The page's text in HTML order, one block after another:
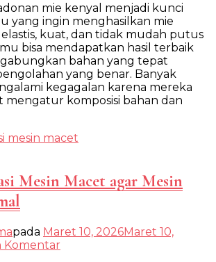
Membuat
Adonan
Mie
Kenyal
dan
Elastis
untuk
Hasil
mie kenyal menjadi kunci
yang ingin menghasilkan mie
kuat, dan tidak mudah putus
bisa mendapatkan hasil terbaik
bahan yang tepat
yang benar. Banyak
kegagalan karena mereka
mengatur komposisi bahan dan
Mesin Macet agar Mesin
pada Maret 10, 2026Maret 10,
Komentar